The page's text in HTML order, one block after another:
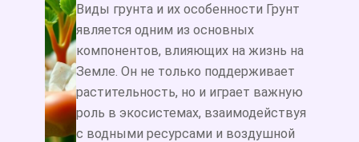
Виды грунта и их особенности Грунт
является одним из основных
компонентов, влияющих на жизнь на
Земле. Он не только поддерживает
растительность, но и играет важную
роль в экосистемах, взаимодействуя
с водными ресурсами и воздушной